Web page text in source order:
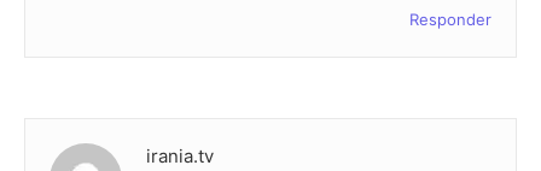
Responder
irania.tv